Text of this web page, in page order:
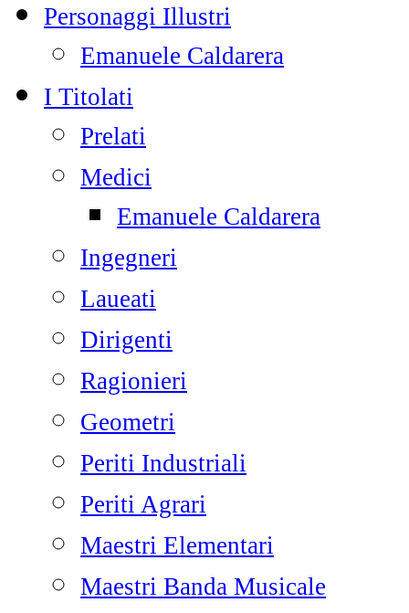
Personaggi Illustri
Emanuele Caldarera
I Titolati
Prelati
Medici
Emanuele Caldarera
Ingegneri
Laueati
Dirigenti
Ragionieri
Geometri
Periti Industriali
Periti Agrari
Maestri Elementari
Maestri Banda Musicale